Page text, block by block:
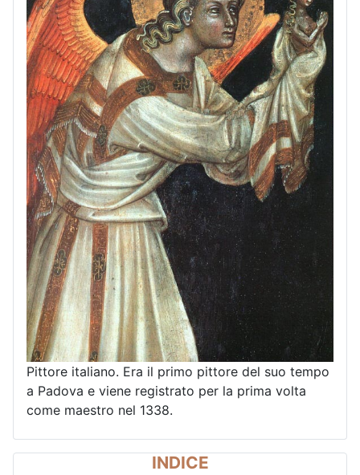
INDICE
Pittore italiano. Era il primo pittore del suo tempo
a Padova e viene registrato per la prima volta
come maestro nel 1338.